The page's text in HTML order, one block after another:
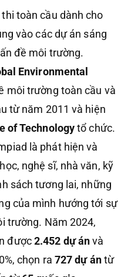
thi toàn cầu dành cho
vào các dự án sáng
đề môi trường.
Environmental
môi trường toàn cầu và
từ năm 2011 và hiện
of Technologytổ chức.
là phát hiện và
nghệ sĩ, nhà văn, kỹ
sách tương lai, những
của mình hướng tới sự
trường. Năm 2024,
được2.452 dự ánvà
chọn ra 727 dự ántừ